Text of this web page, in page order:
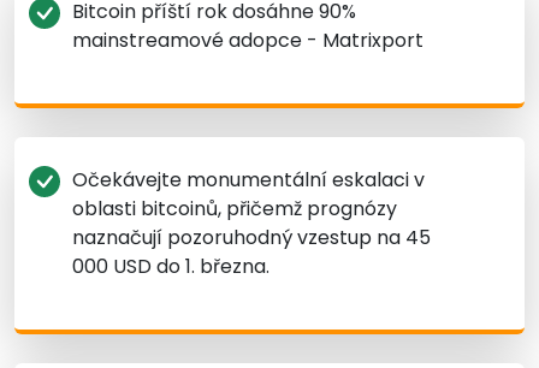
Bitcoin příští rok dosáhne 90%
mainstreamové adopce - Matrixport
Očekávejte monumentální eskalaci v
oblasti bitcoinů, přičemž prognózy
naznačují pozoruhodný vzestup na 45
000 USD do 1. března.